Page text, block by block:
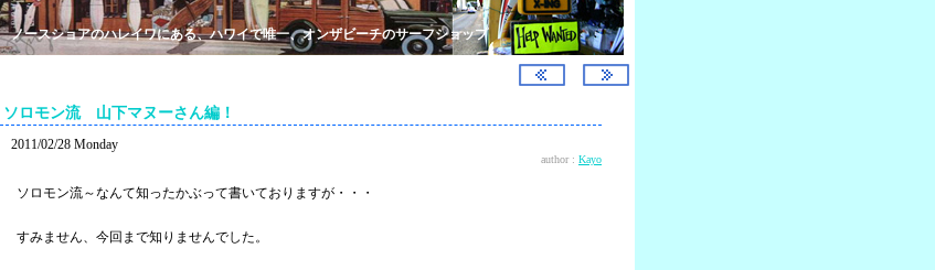
ノースショアのハレイワにある、ハワイで唯一、オンザビーチのサーフショップ
ソロモン流 山下マヌーさん編！
2011/02/28 Monday
author : Kayo
ソロモン流～なんて知ったかぶって書いておりますが・・・
すみません、今回まで知りませんでした。